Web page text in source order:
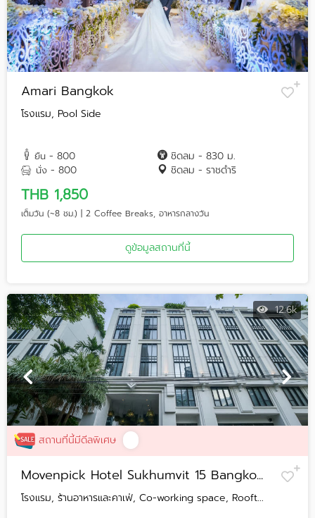
Amari Bangkok
โรงแรม, Pool Side
ยืน - 800
นั่ง - 800
ชิดลม - 830 ม.
ชิดลม - ราชดำริ
THB 1,850
เต็มวัน (~8 ชม.) | 2 Coffee Breaks, อาหารกลางวัน
ดูข้อมูลสถานที่นี้
12.6k
สถานที่นี้มีดีลพิเศษ
Movenpick Hotel Sukhumvit 15 Bangko...
โรงแรม, ร้านอาหารและคาเฟ่, Co-working space, Rooft...